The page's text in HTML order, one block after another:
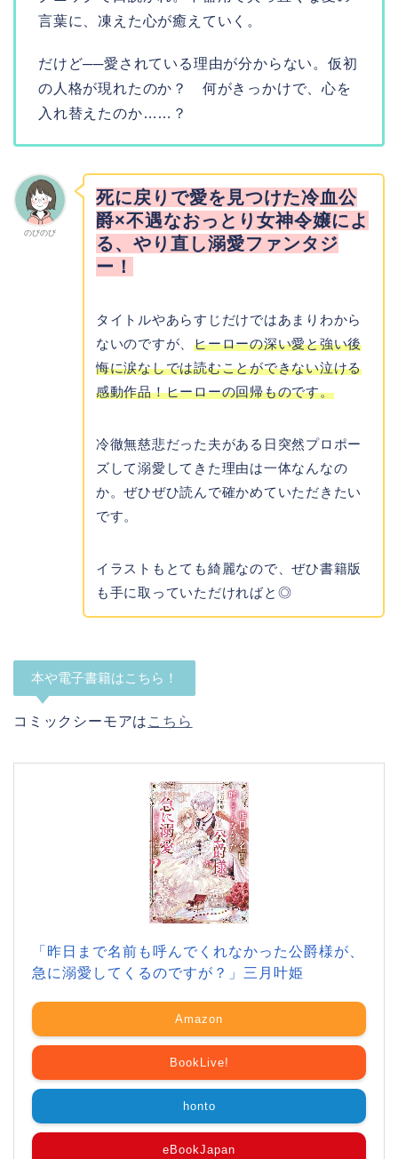
言葉に、凍えた心が癒えていく。
だけど──愛されている理由が分からない。仮初
の人格が現れたのか？ 何がきっかけで、心を
入れ替えたのか……？
のびのび
死に戻りで愛を見つけた冷血公
爵×不遇なおっとり女神令嬢によ
る、やり直し溺愛ファンタジ
ー！
タイトルやあらすじだけではあまりわから
ないのですが、ヒーローの深い愛と強い後
悔に涙なしでは読むことができない泣ける
感動作品！ヒーローの回帰ものです。
冷徹無慈悲だった夫がある日突然プロポー
ズして溺愛してきた理由は一体なんなの
か。ぜひぜひ読んで確かめていただきたい
です。
イラストもとても綺麗なので、ぜひ書籍版
も手に取っていただければと◎
本や電子書籍はこちら！
コミックシーモアは こちら
「昨日まで名前も呼んでくれなかった公爵様が、
急に溺愛してくるのですが？」三月叶姫
Amazon
BookLive!
honto
eBookJapan